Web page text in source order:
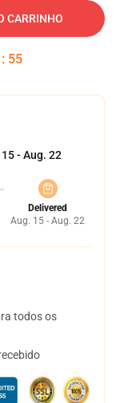
CARRINHO
: 54
- Aug. 22
Delivered
Aug. 15 - Aug. 22
todos os